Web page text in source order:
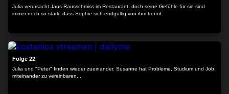
Julia verursacht Jans Rausschmiss im Restaurant, doch seine Gefühle für sie sind
immer noch so stark, dass Sophie sich endgültig von ihm trennt.
Folge 22
Julia und "Peter" finden wieder zueinander. Susanne hat Probleme, Studium und Job
miteinander zu vereinbaren...